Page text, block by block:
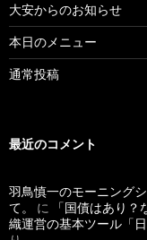
大安からのお知らせ
本日のメニュー
通常投稿
最近のコメント
羽鳥慎一のモーニング
て。
に
「国債はあり
織運営の基本ツール「